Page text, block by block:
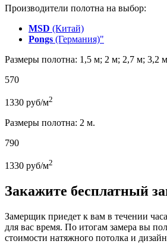
Производители полотна на выбор:
MSD (Китай)
Pongs (Германия)"
Размеры полотна: 1,5 м; 2 м; 2,7 м; 3,2
570
1330 руб/м2
Размеры полотна: 2 м.
790
1330 руб/м2
Закажите бесплатный
Замерщик приедет к вам в течении
для вас время. По итогам замера вы
стоимости натяжного потолка и